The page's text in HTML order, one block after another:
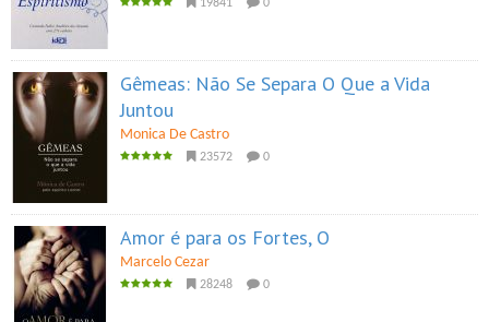
19841 0
Gêmeas: Não Se Separa O Que a Vida
Juntou
Monica De Castro
23572 0
Amor é para os Fortes, O
Marcelo Cezar
28248 0